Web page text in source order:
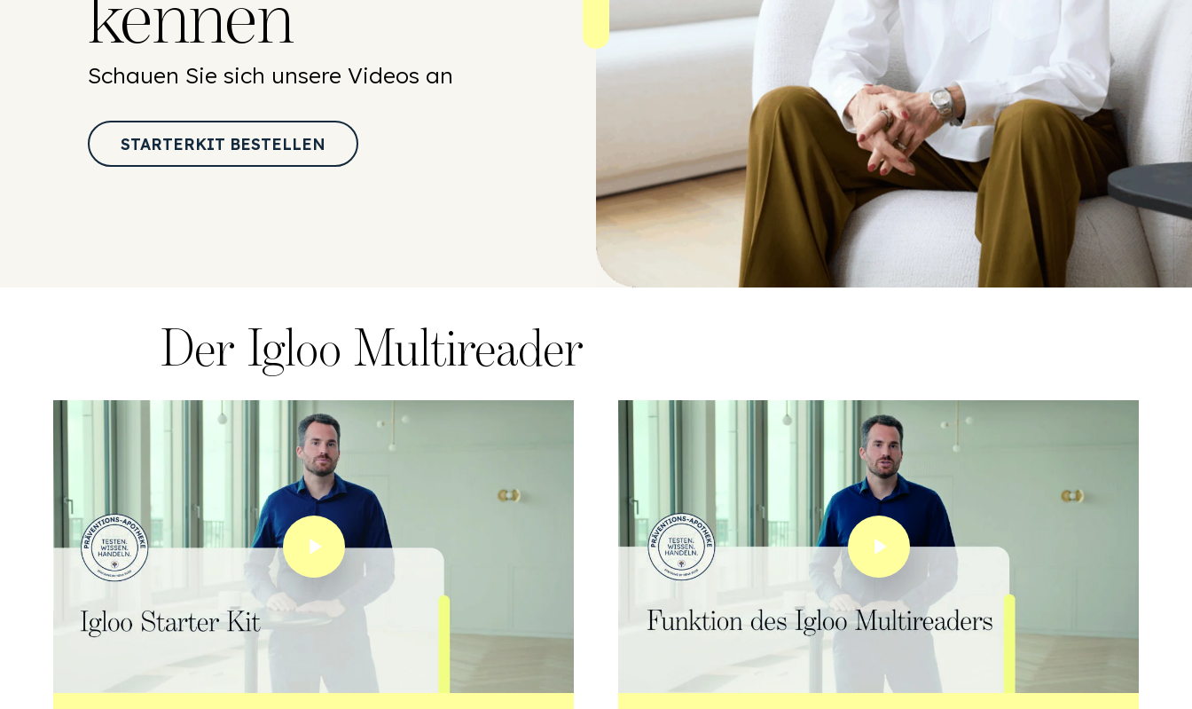
Schauen Sie sich unsere Videos an
STARTERKIT BESTELLEN
Der Igloo Multireader
Play Video Play Video